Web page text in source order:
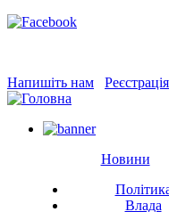
Напишіть нам Реєстрація
Новини
Влада